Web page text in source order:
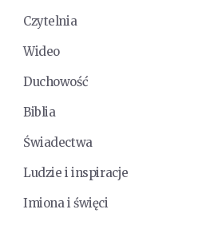
Czytelnia
Wideo
Duchowość
Biblia
Świadectwa
Ludzie i inspiracje
Imiona i święci